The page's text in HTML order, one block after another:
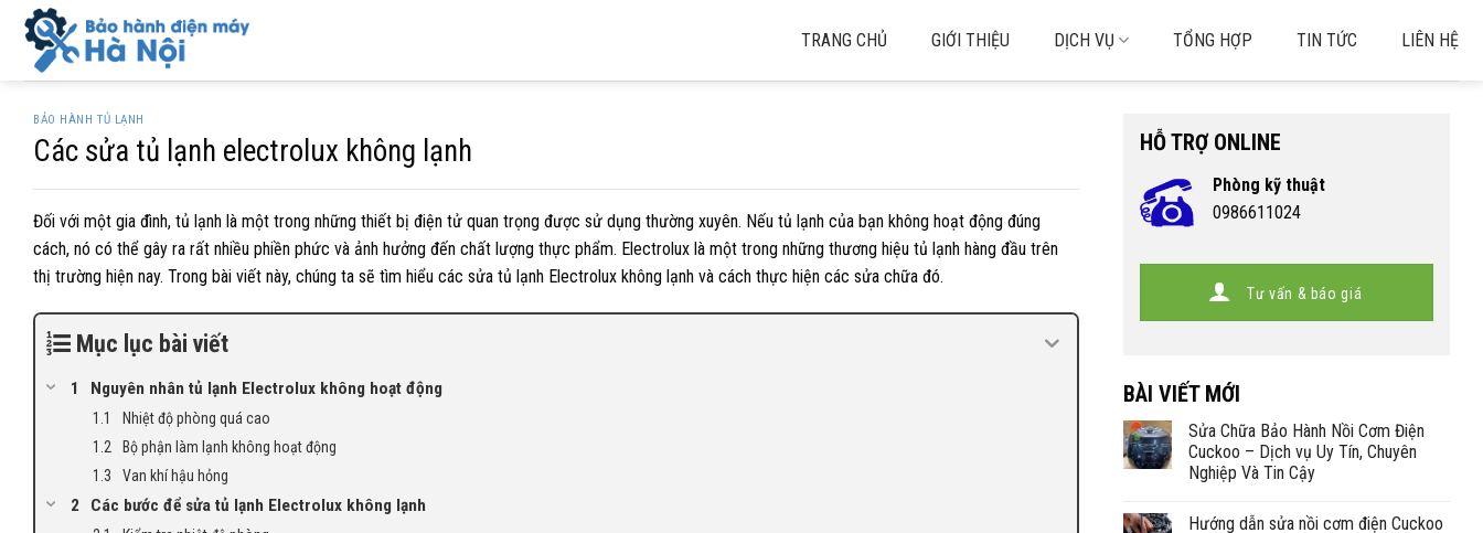
Skip
content
TRANG CHỦ GIỚI THIỆU DỊCH VỤ TỔNG HỢP TIN TỨC LIÊN HỆ
BẢO HÀNH TỦ LẠNH
Các sửa tủ lạnh electrolux không lạnh
Đối với một gia đình, tủ lạnh là một trong những thiết bị điện tử quan trọng được sử dụng thường xuyên. Nếu tủ lạnh của bạn không hoạt động đúng
cách, nó có thể gây ra rất nhiều phiền phức và ảnh hưởng đến chất lượng thực phẩm. Electrolux là một trong những thương hiệu tủ lạnh hàng đầu trên
thị trường hiện nay. Trong bài viết này, chúng ta sẽ tìm hiểu các sửa tủ lạnh Electrolux không lạnh và cách thực hiện các sửa chữa đó.
Mục lục bài viết
Nguyên nhân tủ lạnh Electrolux không hoạt động
Nhiệt độ phòng quá cao
Bộ phận làm lạnh không hoạt động
Van khí hậu hỏng
Các bước để sửa tủ lạnh Electrolux không lạnh
HỖ TRỢ ONLINE
Phòng kỹ thuật
0986611024
Tư vấn & báo giá
BÀI VIẾT MỚI
Sửa Chữa Bảo Hành Nồi Cơm Điện
Cuckoo – Dịch vụ Uy Tín, Chuyên
Nghiệp Và Tin Cậy
Hướng dẫn sửa nồi cơm điện Cuckoo